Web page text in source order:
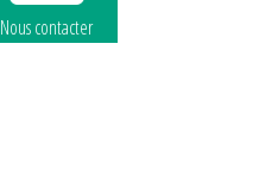
Nous contacter